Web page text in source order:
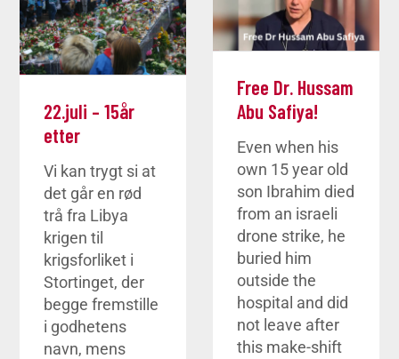
22.juli – 15år
etter
Vi kan trygt si at
det går en rød
trå fra Libya
krigen til
krigsforliket i
Stortinget, der
begge fremstille
i godhetens
navn, mens
Free Dr. Hussam
Abu Safiya!
Even when his
own 15 year old
son Ibrahim died
from an israeli
drone strike, he
buried him
outside the
hospital and did
not leave after
this make-shift